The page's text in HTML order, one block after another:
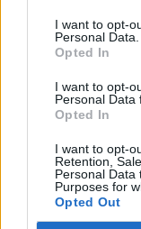
I want to opt-
Personal Data.
Opted In
I want to opt-
Personal Data
Opted In
I want to opt-
Retention,
Personal Data
Purposes for
Opted Out